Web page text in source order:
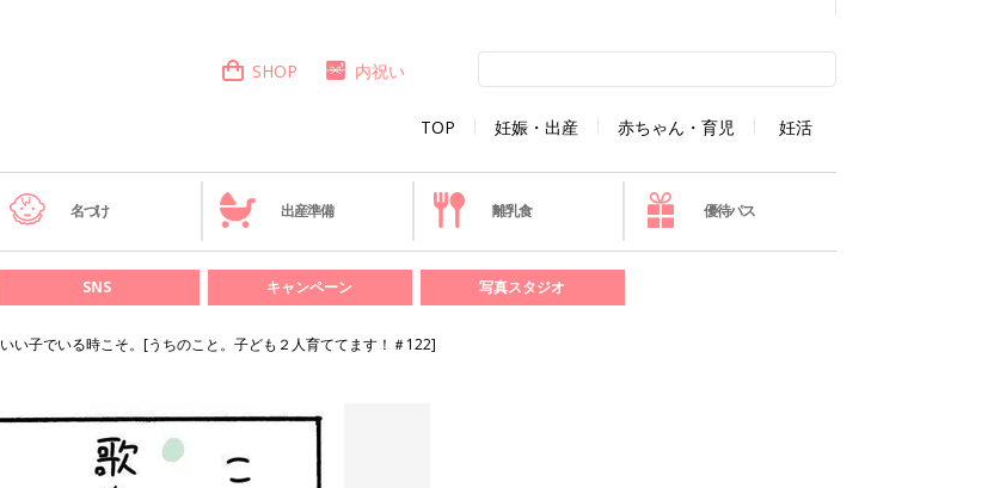
TOP 妊娠・出産 赤ちゃん・育児 妊活
SHOP 内祝い
名づけ 出産準備 離乳食 優待パス
SNS キャンペーン 写真スタジオ
いい子でいる時こそ。[うちのこと。子ども２人育ててます！＃122]